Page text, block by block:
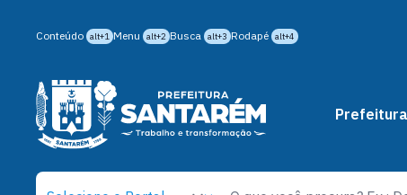
Conteúdo alt+1 Menu alt+2 Busca alt+3 Rodapé alt+4
Prefeitura